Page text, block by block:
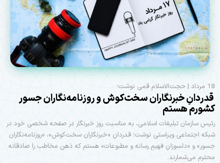
18 مرداد | حجت‌الاسلام قمی نوشت؛
قدردانِ خبرنگاران سخت‌کوش و روزنامه‌نگاران جسور
کشورم هستم
رئیس سازمان تبلیغات اسلامی، به مناسبت روز خبرنگار در صفحه شخصی خود در
شبکه اجتماعی ویراستی نوشت؛ قدردانِ «خبرنگاران سخت‌کوش»، «روزنامه‌نگاران
جسور» و «دلسوزانِ فهیمِ رسانه و مطبوعات» هستم که ذهن مخاطب را صادقانه
محترم می‌شمارند.